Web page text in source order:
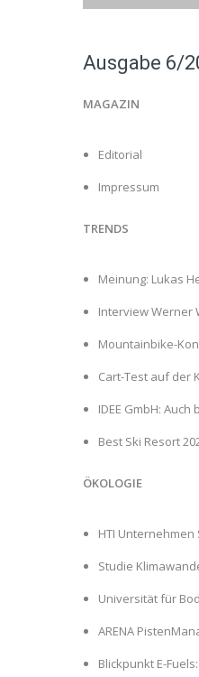
Ausgabe 6/
MAGAZIN
Editorial
Impressum
TRENDS
Meinung: Lukas
Interview Werner
Mountainbike-
Cart-Test auf der
IDEE GmbH:
Best Ski Resort
ÖKOLOGIE
HTI
Studie
Universität für
ARENA
Blickpunkt E-